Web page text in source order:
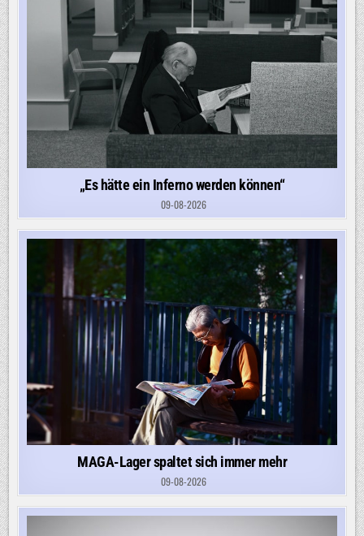
„Es hätte ein Inferno werden können“
09-08-2026
MAGA-Lager spaltet sich immer mehr
09-08-2026